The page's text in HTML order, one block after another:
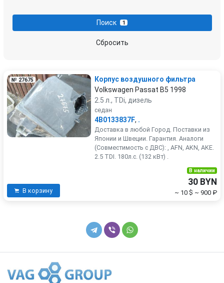
нагнетатель воздуха (компрессор) насос вакуумный
насос масляный
патрубок воздушного фильтра патрубок интеркулера
помпа
поршень постель распредвала (бугель)
ролик натяжителя
трубка масляного щупа
Поиск 1
Сбросить
№ 27675
Корпус воздушного фильтра
Volkswagen Passat B5 1998
2.5 л., TDi, дизель
седан
4B0133837F, .
Доставка в любой Город. Поставки из
Японии и Швеции. Гарантия. Аналоги
(Совместимость с ДВС): , AFN, AKN, AKE.
2.5 TDI. 180л.с. (132 кВт) .
В корзину
В наличии
30 BYN
~ 10 $ ~ 900 ₽